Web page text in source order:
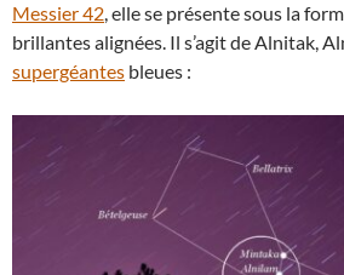
Messier 42, elle se présente sous la
brillantes alignées. Il s’agit de Alnitak,
supergéantes bleues :